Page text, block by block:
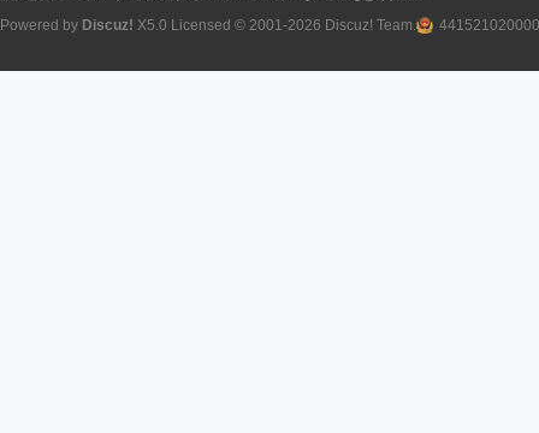
Powered by Discuz! X5.0 Licensed © 2001-2026 Discuz! Team.